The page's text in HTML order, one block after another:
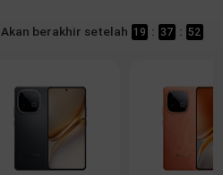
Akan berakhir setelah 19 : 37 : 52